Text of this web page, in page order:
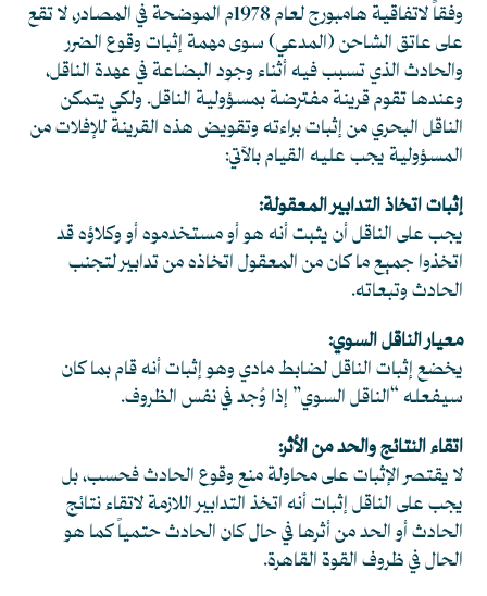
وفقاً لاتفاقية هامبورج لعام 1978م الموضحة في المصادر، لا تقع
على عاتق الشاحن (المدعي) سوى مهمة إثبات وقوع الضرر
والحادث الذي تسبب فيه أثناء وجود البضاعة في عهدة الناقل،
وعندها تقوم قرينة مفترضة بمسؤولية الناقل. ولكي يتمكن
الناقل البحري من إثبات براءته وتقويض هذه القرينة للإفلات من
المسؤولية يجب عليه القيام بالآتي:
إثبات اتخاذ التدابير المعقولة:
يجب على الناقل أن يثبت أنه هو أو مستخدموه أو وكلاؤه قد
اتخذوا جميع ما كان من المعقول اتخاذه من تدابير لتجنب
الحادث وتبعاته.
معيار الناقل السوي:
يخضع إثبات الناقل لضابط مادي وهو إثبات أنه قام بما كان
سيفعله “الناقل السوي” إذا وُجد في نفس الظروف.
اتقاء النتائج والحد من الأثر:
لا يقتصر الإثبات على محاولة منع وقوع الحادث فحسب، بل
يجب على الناقل إثبات أنه اتخذ التدابير اللازمة لاتقاء نتائج
الحادث أو الحد من أثرها في حال كان الحادث حتمياً كما هو
الحال في ظروف القوة القاهرة.